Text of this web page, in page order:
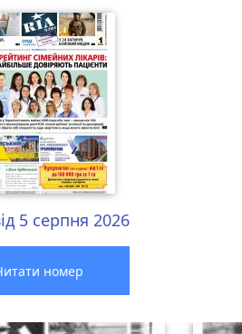
5 серпня 2026
номер